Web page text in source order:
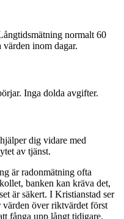
normalt 60
inom dagar.
Inga dolda avgifter.
dig vidare med
av tjänst.
är radonmätning ofta
banken kan kräva det,
är säkert. I Kristianstad ser
över riktvärdet först
fånga upp långt tidigare.